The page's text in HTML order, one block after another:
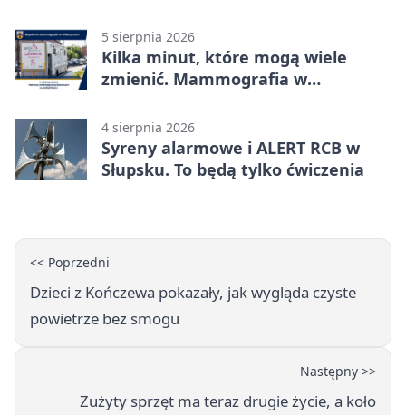
5 sierpnia 2026
Kilka minut, które mogą wiele
zmienić. Mammografia w
4 sierpnia 2026
Syreny alarmowe i ALERT RCB w
Słupsku. To będą tylko ćwiczenia
<< Poprzedni
Dzieci z Kończewa pokazały, jak wygląda czyste
powietrze bez smogu
Następny >>
Zużyty sprzęt ma teraz drugie życie, a koło